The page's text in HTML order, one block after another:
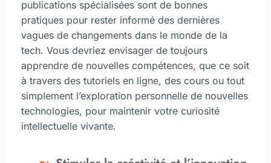
publications spécialisées sont de bonnes
pratiques pour rester informé des dernières
vagues de changements dans le monde de la
tech. Vous devriez envisager de toujours
apprendre de nouvelles compétences, que ce soit
à travers des tutoriels en ligne, des cours ou tout
simplement l’exploration personnelle de nouvelles
technologies, pour maintenir votre curiosité
intellectuelle vivante.